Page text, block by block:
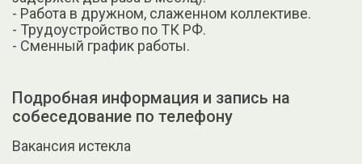
- Работа в дружном, слаженном коллективе.
- Трудоустройство по ТК РФ.
- Сменный график работы.
Подробная информация и запись на
собеседование по телефону
Вакансия истекла